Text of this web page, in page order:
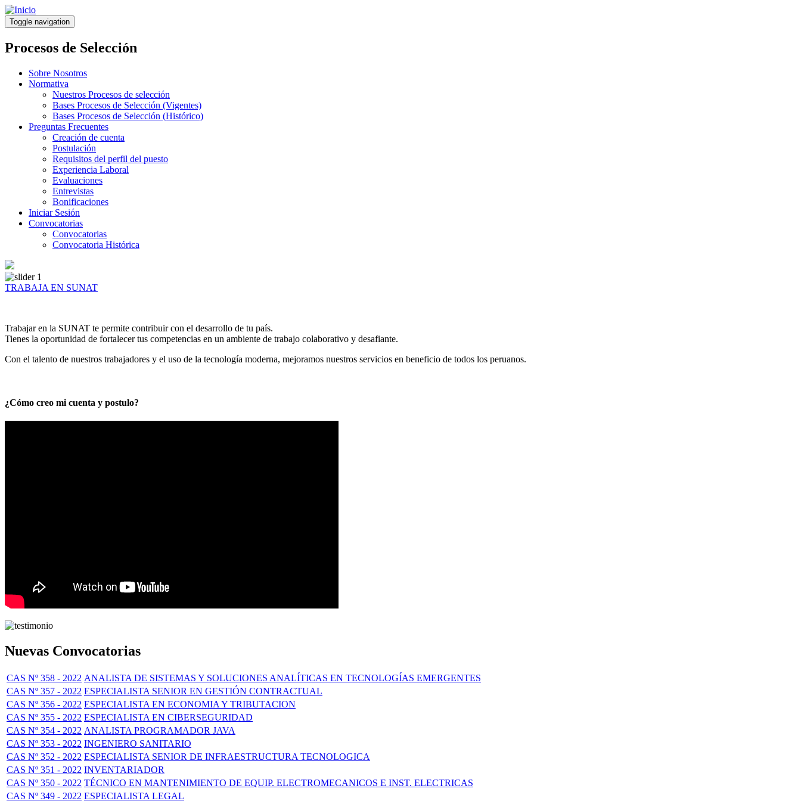
Pasar
al
contenido
principal
Toggle navigation
Procesos de Selección
Sobre Nosotros
Normativa
Nuestros Procesos de selección
Bases Procesos de Selección (Vigentes)
Bases Procesos de Selección (Histórico)
Preguntas Frecuentes
Creación de cuenta
Postulación
Requisitos del perfil del puesto
Experiencia Laboral
Evaluaciones
Entrevistas
Bonificaciones
Iniciar Sesión
Convocatorias
Convocatorias
Convocatoria Histórica
TRABAJA EN SUNAT
Trabajar en la SUNAT te permite contribuir con el desarrollo de tu país.
Tienes la oportunidad de fortalecer tus competencias en un ambiente de trabajo colaborativo y desafiante.
Con el talento de nuestros trabajadores y el uso de la tecnología moderna, mejoramos nuestros servicios en beneficio de todos los peruanos.
¿Cómo creo mi cuenta y postulo?
Nuevas Convocatorias
CAS Nº 358 - 2022 ANALISTA DE SISTEMAS Y SOLUCIONES ANALÍTICAS EN TECNOLOGÍAS EMERGENTES
CAS Nº 357 - 2022 ESPECIALISTA SENIOR EN GESTIÓN CONTRACTUAL
CAS Nº 356 - 2022 ESPECIALISTA EN ECONOMIA Y TRIBUTACION
CAS Nº 355 - 2022 ESPECIALISTA EN CIBERSEGURIDAD
CAS Nº 354 - 2022 ANALISTA PROGRAMADOR JAVA
CAS Nº 353 - 2022 INGENIERO SANITARIO
CAS Nº 352 - 2022 ESPECIALISTA SENIOR DE INFRAESTRUCTURA TECNOLOGICA
CAS Nº 351 - 2022 INVENTARIADOR
CAS Nº 350 - 2022 TÉCNICO EN MANTENIMIENTO DE EQUIP. ELECTROMECANICOS E INST. ELECTRICAS
CAS Nº 349 - 2022 ESPECIALISTA LEGAL